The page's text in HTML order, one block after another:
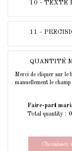
10 - TEXTE
11 -
QUANTITÉ
Merci de cliquer sur le
manuellement le
Faire-part
Total quantity :
Choisissez